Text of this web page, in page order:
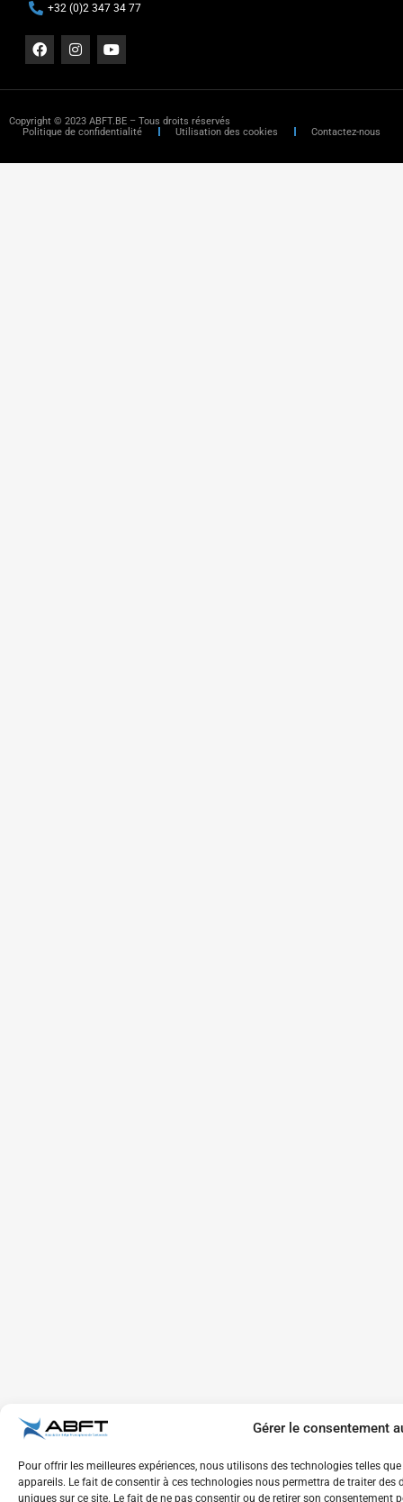
Gérer le consentement
Pour offrir les meilleures expériences, nous utilisons des technologies telles
appareils. Le fait de consentir à ces technologies nous permettra de traiter
uniques sur ce site. Le fait de ne pas consentir ou de retirer son
+32 (0)2 347 34 77
Copyright © 2023 ABFT.BE – Tous droits réservés
Politique de confidentialité
Utilisation des cookies Contactez-nous